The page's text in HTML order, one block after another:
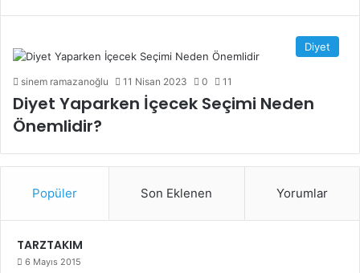
Diyet
sinem ramazanoğlu 11 Nisan 2023 0 11
Diyet Yaparken İçecek Seçimi Neden
Önemlidir?
Popüler Son Eklenen Yorumlar
TARZTAKIM
6 Mayıs 2015